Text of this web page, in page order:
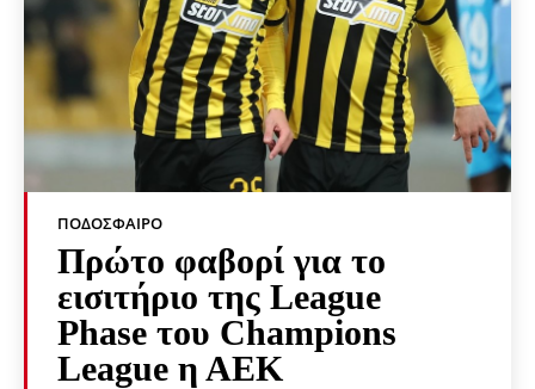
ΠΟΔΌΣΦΑΙΡΟ
Πρώτο φαβορί για το
εισιτήριο της League
Phase του Champions
League η ΑΕΚ